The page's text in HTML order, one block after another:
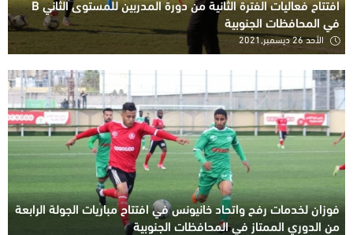
افتتاح فعاليات الفترة الثانية من دورة المدربين للمستوى الثاني B
في المحافظات الجنوبية
الأحد 26 ديسمبر,2021
فوزان لخدمات رفح واتحاد خانيونس في افتتاح مباريات الجولة الرابعة
من الدوري الممتاز في المحافظات الجنوبية